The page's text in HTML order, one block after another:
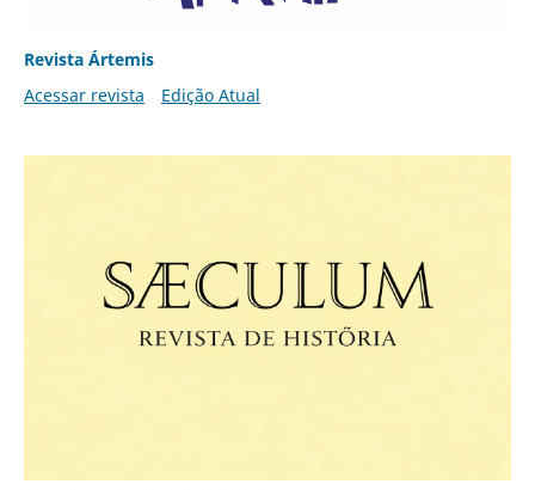
Revista Ártemis
Acessar revista
Edição Atual